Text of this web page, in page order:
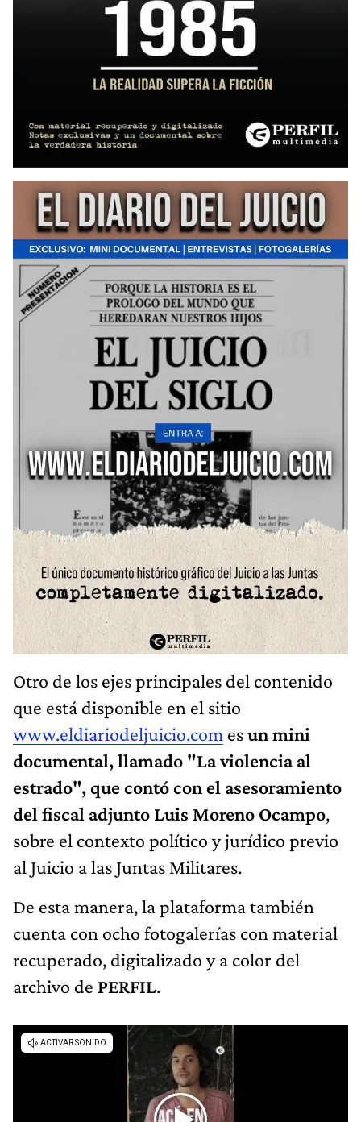
Otro de los ejes principales del contenido
que está disponible en el sitio
www.eldiariodeljuicio.com esun mini
documental, llamado "La violencia al
estrado", que contó con el asesoramiento
del fiscal adjunto Luis Moreno Ocampo,
sobre el contexto político y jurídico previo
al Juicio a las Juntas Militares.
De esta manera, la plataforma también
cuenta con ocho fotogalerías con material
recuperado, digitalizado y a color del
archivo de PERFIL.